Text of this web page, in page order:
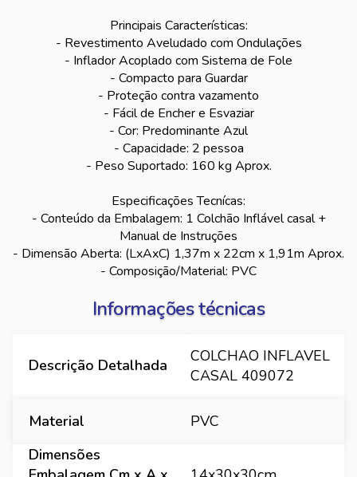
Principais Características:
- Revestimento Aveludado com Ondulações
- Inflador Acoplado com Sistema de Fole
- Compacto para Guardar
- Proteção contra vazamento
- Fácil de Encher e Esvaziar
- Cor: Predominante Azul
- Capacidade: 2 pessoa
- Peso Suportado: 160 kg Aprox.
Especificações Tecnícas:
- Conteúdo da Embalagem: 1 Colchão Inflável casal +
Manual de Instruções
- Dimensão Aberta: (LxAxC) 1,37m x 22cm x 1,91m Aprox.
- Composição/Material: PVC
Informações técnicas
Descrição Detalhada
COLCHAO INFLAVEL
CASAL 409072
Material
PVC
Dimensões